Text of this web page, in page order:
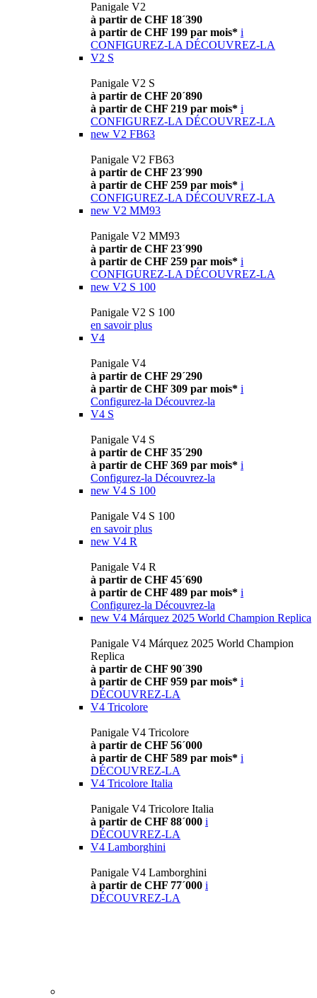
Panigale V2
à partir de CHF 18´390
à partir de CHF 199 par mois* i
CONFIGUREZ-LA DÉCOUVREZ-LA
V2 S
Panigale V2 S
à partir de CHF 20´890
à partir de CHF 219 par mois* i
CONFIGUREZ-LA DÉCOUVREZ-LA
new V2 FB63
Panigale V2 FB63
à partir de CHF 23´990
à partir de CHF 259 par mois* i
CONFIGUREZ-LA DÉCOUVREZ-LA
new V2 MM93
Panigale V2 MM93
à partir de CHF 23´990
à partir de CHF 259 par mois* i
CONFIGUREZ-LA DÉCOUVREZ-LA
new V2 S 100
Panigale V2 S 100
en savoir plus
V4
Panigale V4
à partir de CHF 29´290
à partir de CHF 309 par mois* i
Configurez-la Découvrez-la
V4 S
Panigale V4 S
à partir de CHF 35´290
à partir de CHF 369 par mois* i
Configurez-la Découvrez-la
new V4 S 100
Panigale V4 S 100
en savoir plus
new V4 R
Panigale V4 R
à partir de CHF 45´690
à partir de CHF 489 par mois* i
Configurez-la Découvrez-la
new V4 Márquez 2025 World Champion Replica
Panigale V4 Márquez 2025 World Champion
Replica
à partir de CHF 90´390
à partir de CHF 959 par mois* i
DÉCOUVREZ-LA
V4 Tricolore
Panigale V4 Tricolore
à partir de CHF 56´000
à partir de CHF 589 par mois* i
DÉCOUVREZ-LA
V4 Tricolore Italia
Panigale V4 Tricolore Italia
à partir de CHF 88´000 i
DÉCOUVREZ-LA
V4 Lamborghini
Panigale V4 Lamborghini
à partir de CHF 77´000 i
DÉCOUVREZ-LA